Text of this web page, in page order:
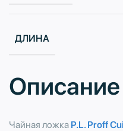
Описание
Чайная ложка P.L. Proff
ДЛИНА